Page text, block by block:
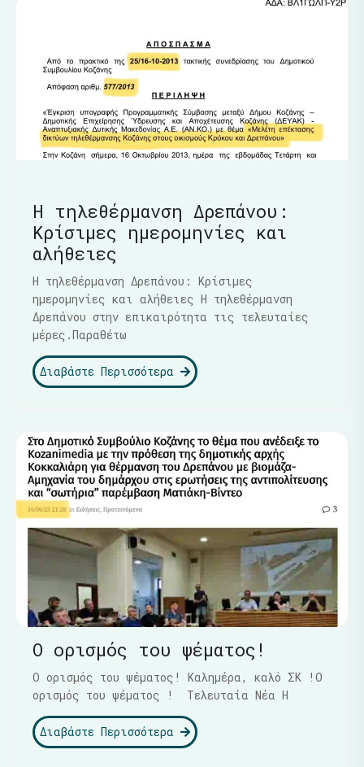
Η τηλεθέρμανση Δρεπάνου:
Κρίσιμες ημερομηνίες και
αλήθειες
Η τηλεθέρμανση Δρεπάνου: Κρίσιμες
ημερομηνίες και αλήθειες Η τηλεθέρμανση
Δρεπάνου στην επικαιρότητα τις τελευταίες
μέρες.Παραθέτω
Διαβάστε Περισσότερα
Ο ορισμός του ψέματος!
Ο ορισμός του ψέματος! Καλημέρα, καλό ΣΚ !Ο
ορισμός του ψέματος ! Τελευταία Νέα Η
Διαβάστε Περισσότερα